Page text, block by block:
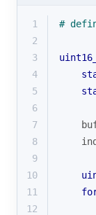
1 #
2
3
4
5
6
7
8
9
10
11
12